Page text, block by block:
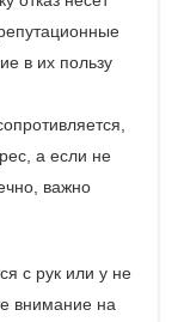
в их пользу
а если не
важно
с рук или у не
внимание на